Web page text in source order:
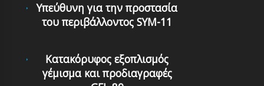
Υπεύθυνη για την προστασία
του περιβάλλοντος SYM-11
Κατακόρυφος εξοπλισμός
γέμισμα και προδιαγραφές